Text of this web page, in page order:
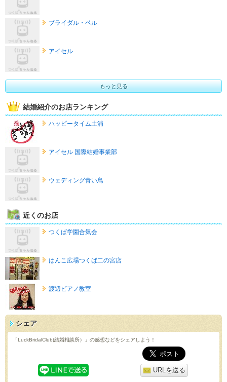
ブライダル・ベル
アイセル
もっと見る
結婚紹介のお店ランキング
ハッピータイム土浦
アイセル 国際結婚事業部
ウェディング青い鳥
近くのお店
つくば学園合気会
はんこ広場つくば二の宮店
渡辺ピアノ教室
シェア
「LuckBridalClub(結婚相談所）」の感想などをシェアしよう！
URLを送る